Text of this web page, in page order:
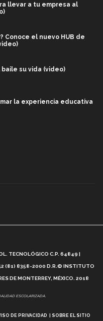
llevar a tu empresa al
Conoce el nuevo HUB de
su vida (video)
la experiencia educativa
Tec? (video)
Inteligencia Artificial, Paola
TECNOLÓGICO C.P. 64849 |
(81) 8358-2000 D.R.© INSTITUTO
DE MONTERREY, MÉXICO. 2018
ESCOLARIZADA.
DE PRIVACIDAD SOBRE EL SITIO